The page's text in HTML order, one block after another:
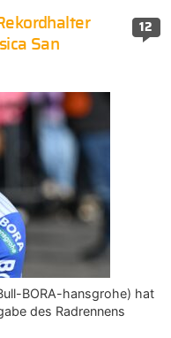
12
San
BORA-hansgrohe) hat
des Radrennens